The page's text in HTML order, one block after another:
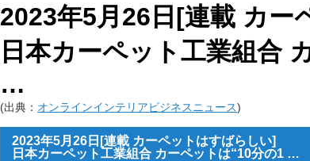
2023年5月26日[連載 カー
日本カーペット工業組合
…
(出典： オンラインインテリアビジネスニュース)
2023年5月26日[連載 カーペットはすばらしい]
日本カーペット工業組合 カーペットは“10分の1 …